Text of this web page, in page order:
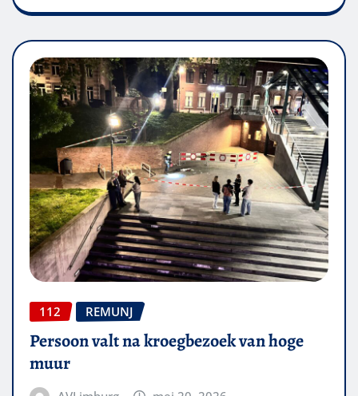
112 REMUNJ
Persoon valt na kroegbezoek van hoge
muur